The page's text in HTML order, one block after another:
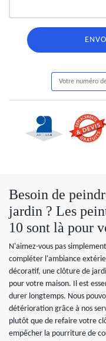
Besoin de
jardin ? Les
10 sont là pour
N'aimez-vous pas
compléter l'ambiance
décoratif, une clôture de
pour votre maison. Il est
durer longtemps. Nous
détérioration grâce à nos
plutôt que de refaire votre
empêcher la pourriture de